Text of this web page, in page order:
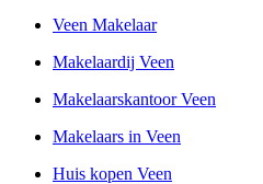
Veen Makelaar
Makelaardij Veen
Makelaarskantoor Veen
Makelaars in Veen
Huis kopen Veen